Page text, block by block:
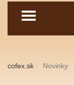
cofex.sk Novinky